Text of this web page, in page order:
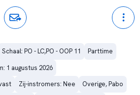
Schaal: PO - LC,PO - OOP 11
Parttime
1 augustus 2026
Zij-instromers: Nee
Overige, Pabo